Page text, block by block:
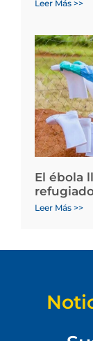
Leer Más >>
El ébola
Leer Más >>